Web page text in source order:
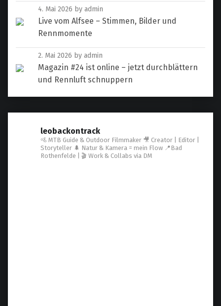
4. Mai 2026 by admin
Live vom Alfsee – Stimmen, Bilder und
Rennmomente
2. Mai 2026 by admin
Magazin #24 ist online – jetzt durchblättern
und Rennluft schnuppern
leobackontrack
🚵 MTB Guide & Outdoor Filmmaker 🎥 Creator | Editor |
Storyteller 🌲 Natur & Kamera = mein Flow 📍Bad
Rothenfelde | 🎬 Work & Collabs via DM